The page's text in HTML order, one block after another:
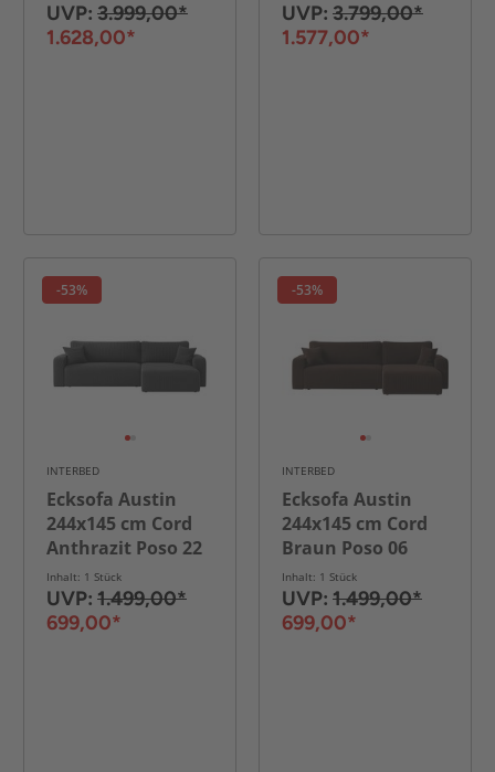
UVP: 3.999,00*
1.628,00*
UVP: 3.799,00*
1.577,00*
-53%
INTERBED
Ecksofa Austin
244x145 cm Cord
Anthrazit Poso 22
Inhalt: 1 Stück
UVP: 1.499,00*
699,00*
-53%
INTERBED
Ecksofa Austin
244x145 cm Cord
Braun Poso 06
Inhalt: 1 Stück
UVP: 1.499,00*
699,00*